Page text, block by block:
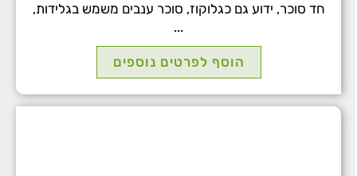
חד סוכר, ידוע גם כגלוקוז, סוכר ענבים משמש בגלידות,
...
הוסף לפרטים נוספים